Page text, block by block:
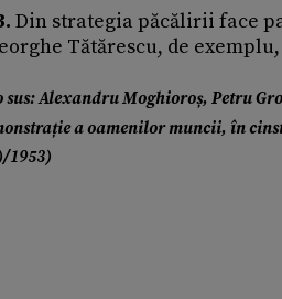
Din strategia păcălirii face
Tătărescu, de
sus: Alexandru Moghioroș, Petru
a oamenilor muncii, în
1953)